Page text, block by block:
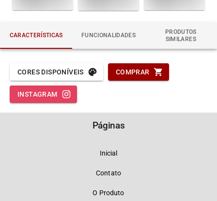
CARACTERÍSTICAS FUNCIONALIDADES
PRODUTOS
SIMILARES
CORES DISPONÍVEIS COMPRAR
INSTAGRAM
Páginas
Inicial
Contato
O Produto